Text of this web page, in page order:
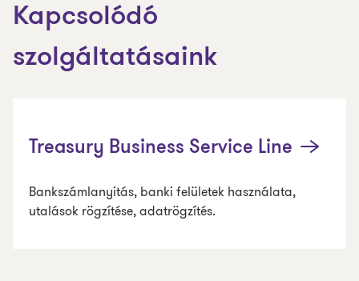
Kapcsolódó
szolgáltatásaink
Treasury Business Service Line
Bankszámlanyitás, banki felületek használata,
utalások rögzítése, adatrögzítés.